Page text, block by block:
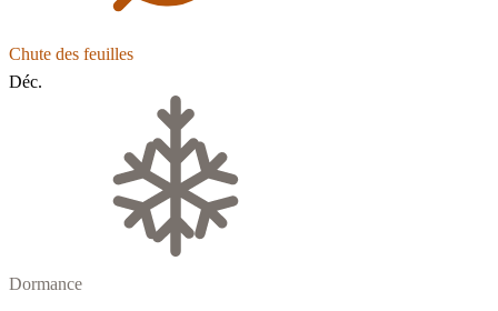
Chute des feuilles
Déc.
Dormance